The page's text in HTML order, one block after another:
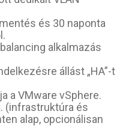
és 30 naponta
alkalmazás
állást „HA”-t
a VMware vSphere.
(infrastruktúra és
alap, opcionálisan